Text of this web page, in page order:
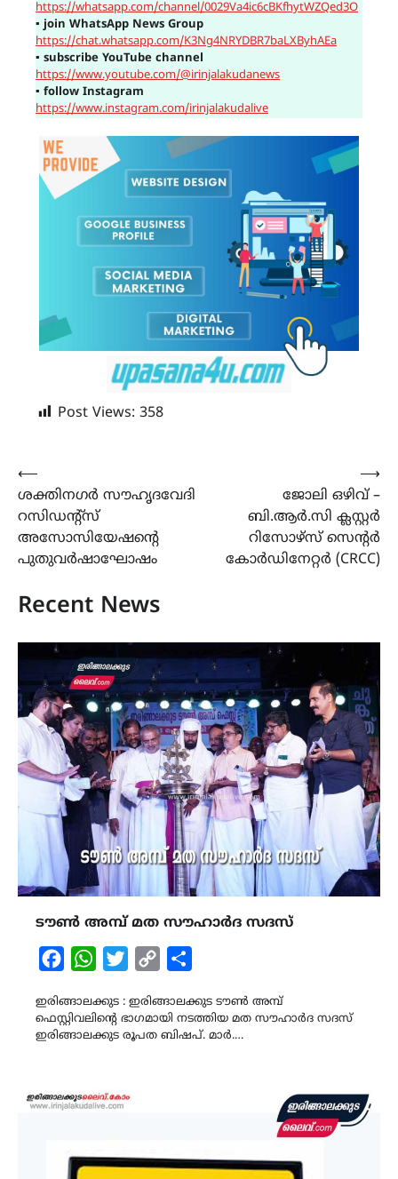
https://whatsapp.com/channel/0029Va4ic6cBKfhytWZQed3O
▪join WhatsApp News Group
https://chat.whatsapp.com/K3Ng4NRYDBR7baLXByhAEa
▪ subscribe YouTube channel
https://www.youtube.com/@irinjalakudanews
▪ follow Instagram
https://www.instagram.com/irinjalakudalive
Post Views: 358
Post
navigation
⟵
ശക്തിനഗർ സൗഹൃദവേദി
റസിഡൻ്റ്സ്
അസോസിയേഷൻ്റെ
പുതുവർഷാഘോഷം
ജോലി ഒഴിവ് –
ബി.ആർ.സി ക്ലസ്റ്റർ
റിസോഴ്സ് സെന്റർ
കോർഡിനേറ്റർ (CRCC)
⟶
Recent News
ടൗൺ അമ്പ് മത സൗഹാർദ സദസ്
FacebookWhatsAppTwitterCopy
ഇരിങ്ങാലക്കുട : ഇരിങ്ങാലക്കുട ടൗൺ അമ്പ്
ഫെസ്റ്റിവലിന്റെ ഭാഗമായി നടത്തിയ മത സൗഹാർദ സദസ്
ഇരിങ്ങാലക്കുട രൂപത ബിഷപ്. മാർ.…